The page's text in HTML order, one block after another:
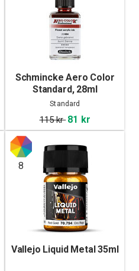
Schmincke Aero Color
Standard, 28ml
Standard
115 kr 81 kr
8
Vallejo Liquid Metal 35ml